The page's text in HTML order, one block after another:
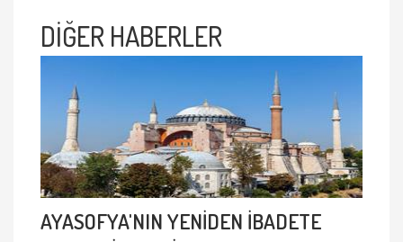
DİĞER HABERLER
AYASOFYA'NIN YENİDEN İBADETE